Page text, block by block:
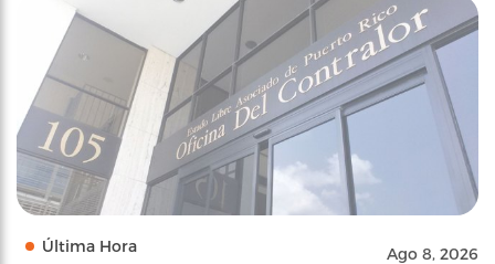
Última Hora Ago 8, 2026